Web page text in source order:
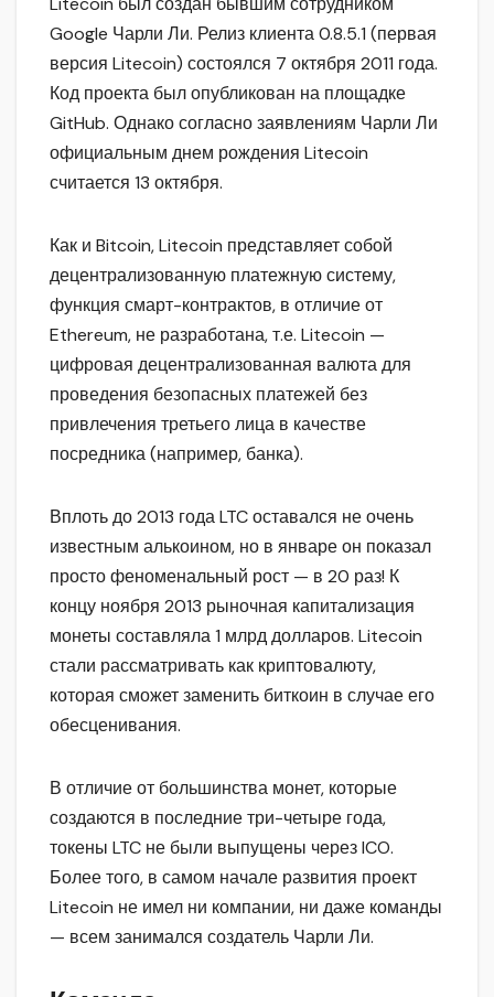
Google Чарли Ли. Релиз клиента 0.8.5.1 (первая
версия Litecoin) состоялся 7 октября 2011 года.
Код проекта был опубликован на площадке
GitHub. Однако согласно заявлениям Чарли Ли
официальным днем рождения Litecoin
считается 13 октября.
Как и Bitcoin, Litecoin представляет собой
децентрализованную платежную систему,
функция смарт-контрактов, в отличие от
Ethereum, не разработана, т.е. Litecoin —
цифровая децентрализованная валюта для
проведения безопасных платежей без
привлечения третьего лица в качестве
посредника (например, банка).
Вплоть до 2013 года LTC оставался не очень
известным алькоином, но в январе он показал
просто феноменальный рост — в 20 раз! К
концу ноября 2013 рыночная капитализация
монеты составляла 1 млрд долларов. Litecoin
стали рассматривать как криптовалюту,
которая сможет заменить биткоин в случае его
обесценивания.
В отличие от большинства монет, которые
создаются в последние три-четыре года,
токены LTC не были выпущены через ICO.
Более того, в самом начале развития проект
Litecoin не имел ни компании, ни даже команды
— всем занимался создатель Чарли Ли.